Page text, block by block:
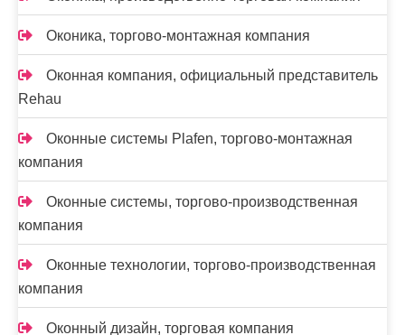
Оконика, торгово-монтажная компания
Оконная компания, официальный представитель
Rehau
Оконные системы Plafen, торгово-монтажная
компания
Оконные системы, торгово-производственная
компания
Оконные технологии, торгово-производственная
компания
Оконный дизайн, торговая компания